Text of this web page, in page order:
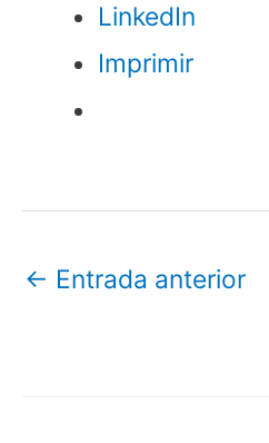
LinkedIn
Imprimir
← Entrada anterior